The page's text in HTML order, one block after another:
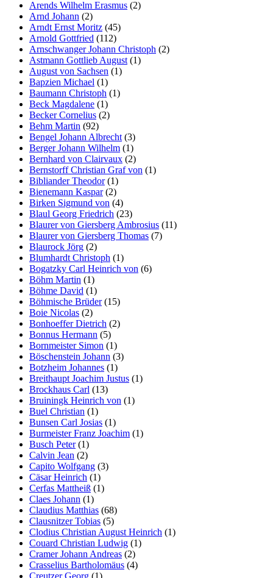
Arends Wilhelm Erasmus (2)
Arnd Johann (2)
Arndt Ernst Moritz (45)
Arnold Gottfried (112)
Arnschwanger Johann Christoph (2)
Astmann Gottlieb August (1)
August von Sachsen (1)
Bapzien Michael (1)
Baumann Christoph (1)
Beck Magdalene (1)
Becker Cornelius (2)
Behm Martin (92)
Bengel Johann Albrecht (3)
Berger Johann Wilhelm (1)
Bernhard von Clairvaux (2)
Bernstorff Christian Graf von (1)
Bibliander Theodor(1)
Bienemann Kaspar(2)
Birken Sigmund von (4)
Blaul Georg Friedrich (23)
Blaurer von Giersberg Ambrosius (11)
Blaurer von Giersberg Thomas (7)
Blaurock Jörg (2)
Blumhardt Christoph (1)
Bogatzky Carl Heinrich von (6)
Böhm Martin (1)
Böhme David (1)
Böhmische Brüder(15)
Boie Nicolas (2)
Bonhoeffer Dietrich (2)
Bonnus Hermann (5)
Bornmeister Simon (1)
Böschenstein Johann (3)
Botzheim Johannes (1)
Breithaupt Joachim Justus (1)
Brockhaus Carl (13)
Bruiningk Heinrich von (1)
Buel Christian (1)
Bunsen Carl Josias (1)
Burmeister Franz Joachim (1)
Busch Peter(1)
Calvin Jean (2)
Capito Wolfgang (3)
Cäsar Heinrich (1)
Cerfas Mattheiß (1)
Claes Johann (1)
Claudius Matthias (68)
Clausnitzer Tobias (5)
Clodius Christian August Heinrich (1)
Couard Christian Ludwig (1)
Cramer Johann Andreas (2)
Crasselius Bartholomäus (4)
Creutzer Georg (1)